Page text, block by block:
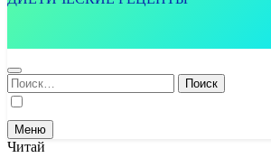
Найти:
Меню
Читай